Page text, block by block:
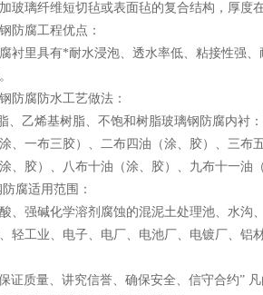
玻璃纤维短切毡或表面毡的复合结构，厚度
防腐工程优点：
衬里具有*耐水浸泡、透水率低、粘接性强
防腐防水工艺做法：
、乙烯基树脂、不饱和树脂玻璃钢防腐内衬
、一布三胶）、二布四油（涂、胶）、三
、胶）、八布十油（涂、胶）、九布十一油
腐适用范围：
、强碱化学溶剂腐蚀的混泥土处理池、水沟
轻工业、电子、电厂、电池厂、电镀厂、铝
证质量、讲究信誉、确保安全、信守合约”